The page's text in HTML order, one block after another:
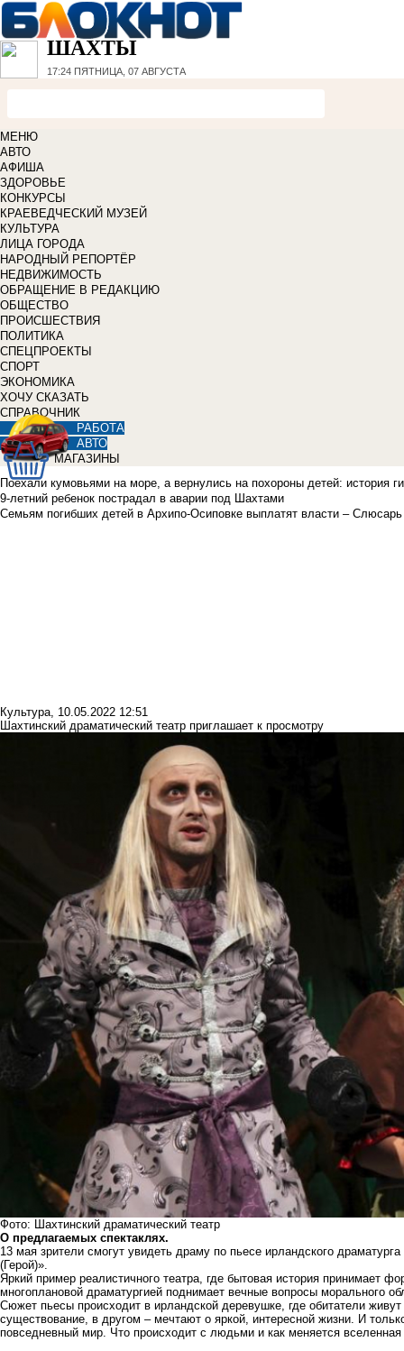
ШАХТЫ
17:24 ПЯТНИЦА, 07 АВГУСТА
МЕНЮ
АВТО
АФИША
ЗДОРОВЬЕ
КОНКУРСЫ
КРАЕВЕДЧЕСКИЙ МУЗЕЙ
КУЛЬТУРА
ЛИЦА ГОРОДА
НАРОДНЫЙ РЕПОРТЁР
НЕДВИЖИМОСТЬ
ОБРАЩЕНИЕ В РЕДАКЦИЮ
ОБЩЕСТВО
ПРОИСШЕСТВИЯ
ПОЛИТИКА
СПЕЦПРОЕКТЫ
СПОРТ
ЭКОНОМИКА
ХОЧУ СКАЗАТЬ
СПРАВОЧНИК
РАБОТА
АВТО
МАГАЗИНЫ
Поехали кумовьями на море, а вернулись на похороны детей: история
9-летний ребенок пострадал в аварии под Шахтами
Семьям погибших детей в Архипо-Осиповке выплатят власти – Слюсарь
Культура, 10.05.2022 12:51
Шахтинский драматический театр приглашает к просмотру
Фото: Шахтинский драматический театр
О предлагаемых спектаклях.
13 мая зрители смогут увидеть драму по пьесе ирландского
(Герой)».
Яркий пример реалистичного театра, где бытовая история принимает
многоплановой драматургией поднимает вечные вопросы морального
Сюжет пьесы происходит в ирландской деревушке, где обитатели
существование, в другом – мечтают о яркой, интересной жизни. И
повседневный мир. Что происходит с людьми и как меняется вселенная